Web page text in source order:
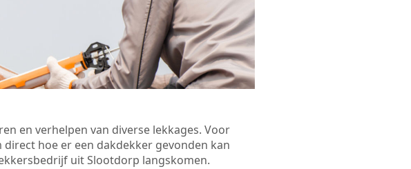
en verhelpen van diverse lekkages. Voor
hoe er een dakdekker gevonden kan
uit Slootdorp langskomen.